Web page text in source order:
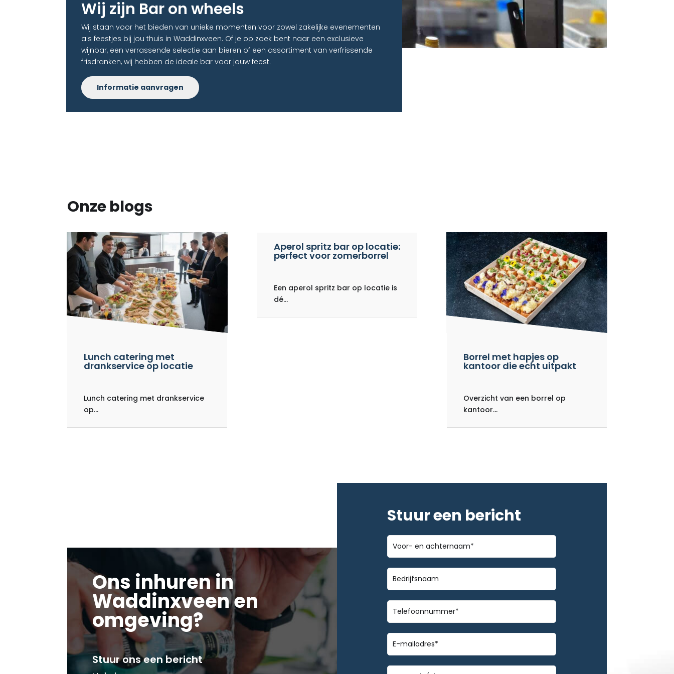
Wij zijn Bar on wheels
Wij staan voor het bieden van unieke momenten voor zowel zakelijke evenementen
als feestjes bij jou thuis in Waddinxveen. Of je op zoek bent naar een exclusieve
wijnbar, een verrassende selectie aan bieren of een assortiment van verfrissende
frisdranken, wij hebben de ideale bar voor jouw feest.
Informatie aanvragen
Onze blogs
Lunch catering met
drankservice op locatie
Lunch catering met drankservice
op...
Aperol spritz bar op locatie:
perfect voor zomerborrel
Een aperol spritz bar op locatie is
dé...
Borrel met hapjes op
kantoor die echt uitpakt
Overzicht van een borrel op
kantoor...
Ons inhuren in
Waddinxveen en
omgeving?
Stuur ons een bericht
Stuur een bericht
Voor-
en
achternaam*
Bedrijfsnaam
Telefoonnummer*
E-
mailadres*
Geen